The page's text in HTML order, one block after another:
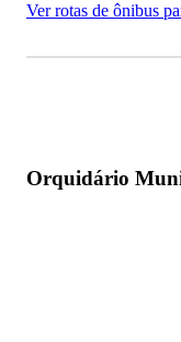
Ver rotas de ônibus
Orquidário